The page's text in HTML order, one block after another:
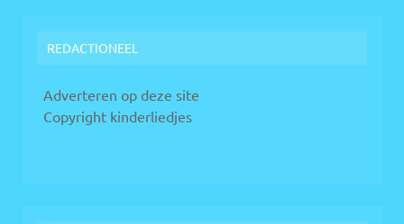
REDACTIONEEL
Adverteren op deze site
Copyright kinderliedjes